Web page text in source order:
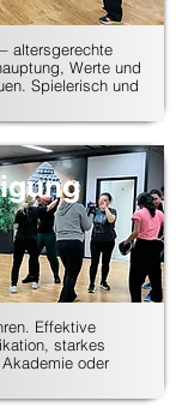
altersgerechte
Werte und
Spielerisch und
Effektive
starkes
oder